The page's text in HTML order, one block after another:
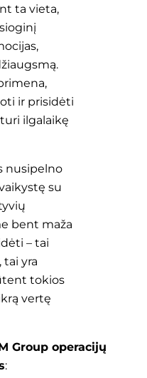
ta vieta,
ir prisidėti
ilgalaikę
nusipelno
su
bent maža
– tai
tai yra
tokios
vertę
Group operacijų
: